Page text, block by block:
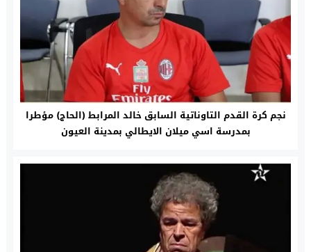
نجم كرة القدم التاوناتية السابق خالد المرابط (الحاج) مؤطرا
بمدرسة اسي ميلان الايطالي بمدينة العيون